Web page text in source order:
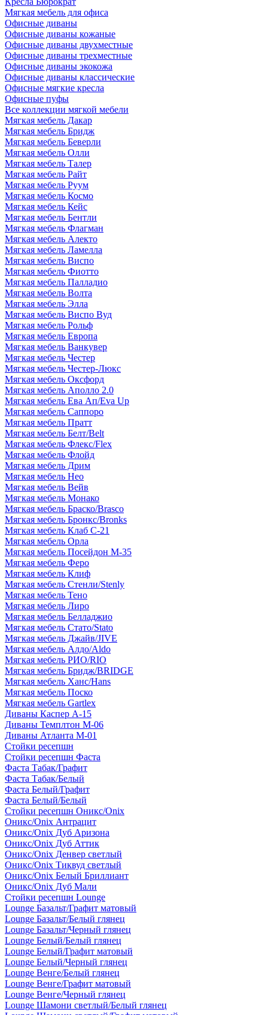
Мягкая мебель для офиса
Офисные диваны
Офисные диваны кожаные
Офисные диваны двухместные
Офисные диваны трехместные
Офисные диваны экокожа
Офисные диваны классические
Офисные мягкие кресла
Офисные пуфы
Все коллекции мягкой мебели
Мягкая мебель Дакар
Мягкая мебель Бридж
Мягкая мебель Беверли
Мягкая мебель Олли
Мягкая мебель Талер
Мягкая мебель Райт
Мягкая мебель Руум
Мягкая мебель Космо
Мягкая мебель Кейс
Мягкая мебель Бентли
Мягкая мебель Флагман
Мягкая мебель Алекто
Мягкая мебель Ламелла
Мягкая мебель Виспо
Мягкая мебель Фиотто
Мягкая мебель Палладио
Мягкая мебель Волта
Мягкая мебель Элла
Мягкая мебель Виспо Вуд
Мягкая мебель Рольф
Мягкая мебель Европа
Мягкая мебель Ванкувер
Мягкая мебель Честер
Мягкая мебель Честер-Люкс
Мягкая мебель Оксфорд
Мягкая мебель Аполло 2.0
Мягкая мебель Ева Ап/Eva Up
Мягкая мебель Саппоро
Мягкая мебель Пратт
Мягкая мебель Белт/Belt
Мягкая мебель Флекс/Flex
Мягкая мебель Флойд
Мягкая мебель Дрим
Мягкая мебель Нео
Мягкая мебель Вейв
Мягкая мебель Монако
Мягкая мебель Браско/Brasco
Мягкая мебель Бронкс/Bronks
Мягкая мебель Клаб С-21
Мягкая мебель Орла
Мягкая мебель Посейдон М-35
Мягкая мебель Феро
Мягкая мебель Клиф
Мягкая мебель Стенли/Stenly
Мягкая мебель Тено
Мягкая мебель Лиро
Мягкая мебель Белладжио
Мягкая мебель Стато/Stato
Мягкая мебель Джайв/JIVE
Мягкая мебель Алдо/Aldo
Мягкая мебель РИО/RIO
Мягкая мебель Бридж/BRIDGE
Мягкая мебель Ханс/Hans
Мягкая мебель Поско
Мягкая мебель Gartlex
Диваны Каспер А-15
Диваны Темплтон М-06
Диваны Атланта М-01
Стойки ресепшн
Стойки ресепшн Фаста
Фаста Табак/Графит
Фаста Табак/Белый
Фаста Белый/Графит
Фаста Белый/Белый
Стойки ресепшн Оникс/Onix
Оникс/Onix Антрацит
Оникс/Onix Дуб Аризона
Оникс/Onix Дуб Аттик
Оникс/Onix Денвер светлый
Оникс/Onix Тиквуд светлый
Оникс/Onix Белый Бриллиант
Оникс/Onix Дуб Мали
Стойки ресепшн Lounge
Lounge Базальт/Графит матовый
Lounge Базальт/Белый глянец
Lounge Базальт/Черный глянец
Lounge Белый/Белый глянец
Lounge Белый/Графит матовый
Lounge Белый/Черный глянец
Lounge Венге/Белый глянец
Lounge Венге/Графит матовый
Lounge Венге/Черный глянец
Lounge Шамони светлый/Белый глянец